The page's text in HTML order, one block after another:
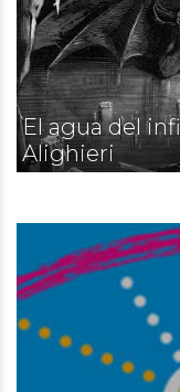
El agua del
Alighieri